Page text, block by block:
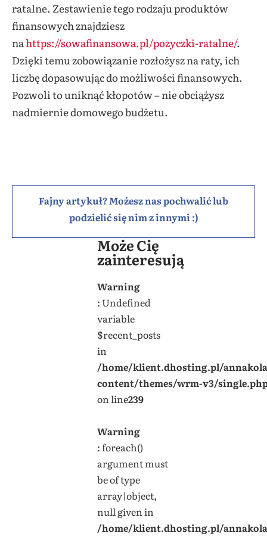
ratalne. Zestawienie tego rodzaju produktów
finansowych znajdziesz
nahttps://sowafinansowa.pl/pozyczki-ratalne/.
Dzięki temu zobowiązanie rozłożysz na raty, ich
liczbę dopasowując do możliwości finansowych.
Pozwoli to uniknąć kłopotów – nie obciążysz
nadmiernie domowego budżetu.
Fajny artykuł? Możesz nas pochwalić lub
podzielić się nim z innymi :)
Może Cię
zainteresują
Warning
: Undefined
variable
$recent_posts
in
/home/klient.dhosting.pl/
content/themes/wrm-v3/
on line239
Warning
: foreach()
argument must
be of type
array|object,
null given in
/home/klient.dhosting.pl/